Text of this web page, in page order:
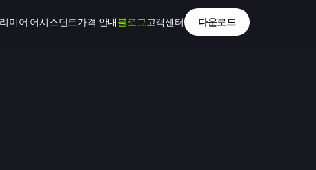
미어 어시스턴트가격 안내블로그고객센터 다운로드